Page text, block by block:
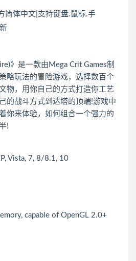
简体中文|支持键盘.鼠标.手
》是一款由Mega Crit Games制
略玩法的冒险游戏，选择数百个
物，用你自己的方式打造你工艺
的战斗方式到达塔的顶端!游戏中
你来体验，如何组合一个强力的
!
Vista, 7, 8/8.1, 10
capable of OpenGL 2.0+